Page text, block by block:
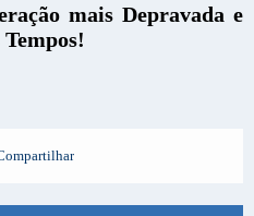
mais Depravada e
Tempos!